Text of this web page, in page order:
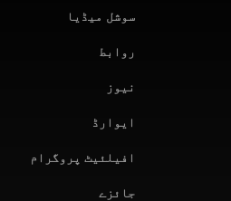
سوشل میڈیا
روابط
نیوز
ایوارڈ
افیلئیٹ پروگرام
جائزے